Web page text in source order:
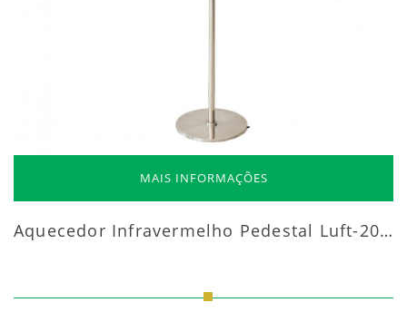
MAIS INFORMAÇÕES
Aquecedor Infravermelho Pedestal Luft-20000